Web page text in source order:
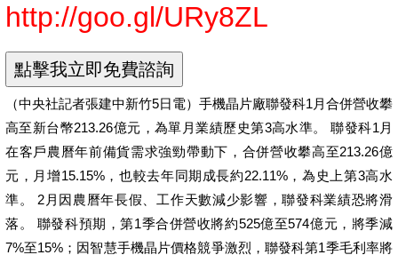
http://goo.gl/URy8ZL
（中央社記者張建中新竹5日電）手機晶片廠聯發科1月合併營收攀
高至新台幣213.26億元，為單月業績歷史第3高水準。 聯發科1月
在客戶農曆年前備貨需求強勁帶動下，合併營收攀高至213.26億
元，月增15.15%，也較去年同期成長約22.11%，為史上第3高水
準。 2月因農曆年長假、工作天數減少影響，聯發科業績恐將滑
落。 聯發科預期，第1季合併營收將約525億至574億元，將季減
7%至15%；因智慧手機晶片價格競爭激烈，聯發科第1季毛利率將